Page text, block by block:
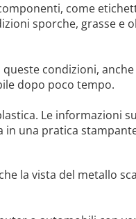
come
sporche, grasse e
condizioni, anche
dopo poco tempo.
Le informazioni
una pratica
la vista del metallo